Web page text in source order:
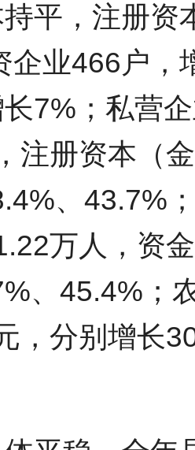
持平，注册
企业466户，
7%；私营
注册资本（
、43.7%
万人，资
、45.4%；
，分别增长